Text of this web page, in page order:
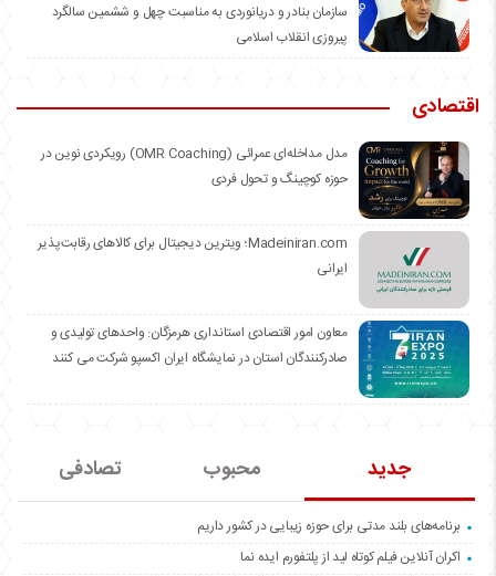
سازمان بنادر و دریانوردی به مناسبت چهل و ششمین سالگرد
پیروزی انقلاب اسلامی
اقتصادی
مدل مداخله‌ای عمرائی (OMR Coaching) رویکردی نوین در
حوزه کوچینگ و تحول فردی
Madeiniran.com؛ ویترین دیجیتال برای کالاهای رقابت‌پذیر
ایرانی
معاون امور اقتصادی استانداری هرمزگان: واحدهای تولیدی و
صادرکنندگان استان در نمایشگاه ایران اکسپو شرکت می کنند
جدید محبوب تصادفی
برنامه‌های بلند مدتی برای حوزه زیبایی در کشور داریم
اکران آنلاین فیلم کوتاه لید از پلتفورم ایده نما